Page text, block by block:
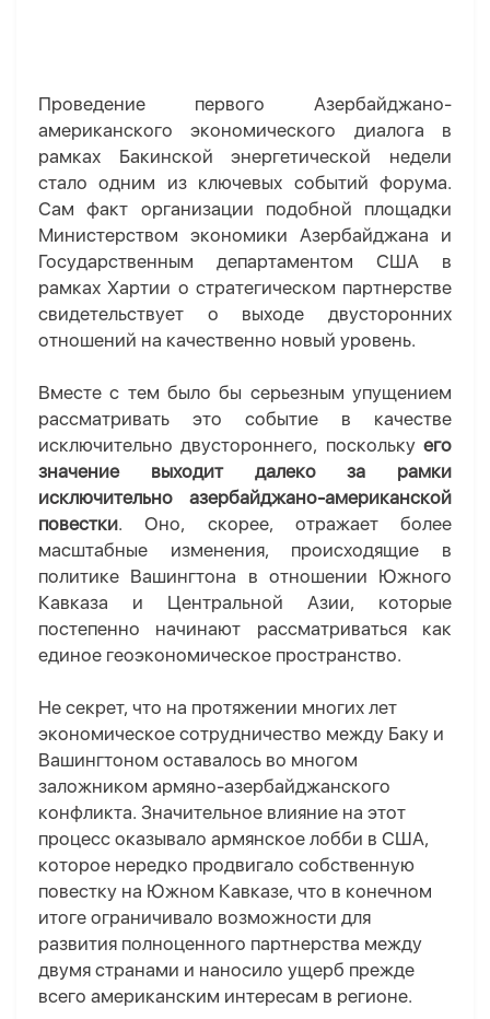
Проведение первого Азербайджано-
американского экономического диалога в
рамках Бакинской энергетической недели
стало одним из ключевых событий форума.
Сам факт организации подобной площадки
Министерством экономики Азербайджана и
Государственным департаментом США в
рамках Хартии о стратегическом партнерстве
свидетельствует о выходе двусторонних
отношений на качественно новый уровень.
Вместе с тем было бы серьезным упущением
рассматривать это событие в качестве
исключительно двустороннего, поскольку его
значение выходит далеко за рамки
исключительно азербайджано-американской
повестки. Оно, скорее, отражает более
масштабные изменения, происходящие в
политике Вашингтона в отношении Южного
Кавказа и Центральной Азии, которые
постепенно начинают рассматриваться как
единое геоэкономическое пространство.
Не секрет, что на протяжении многих лет
экономическое сотрудничество между Баку и
Вашингтоном оставалось во многом
заложником армяно-азербайджанского
конфликта. Значительное влияние на этот
процесс оказывало армянское лобби в США,
которое нередко продвигало собственную
повестку на Южном Кавказе, что в конечном
итоге ограничивало возможности для
развития полноценного партнерства между
двумя странами и наносило ущерб прежде
всего американским интересам в регионе.